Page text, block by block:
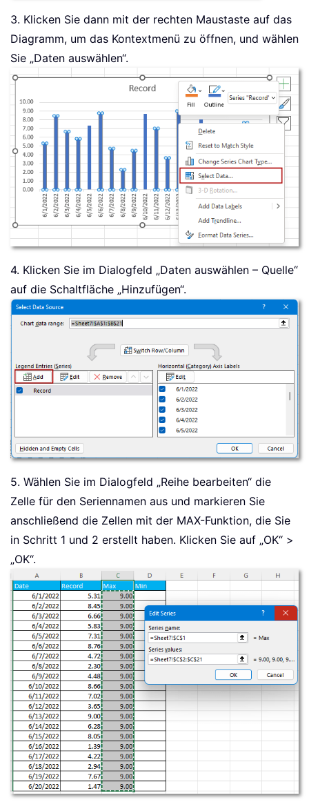
3. Klicken Sie dann mit der rechten Maustaste auf das
Diagramm, um das Kontextmenü zu öffnen, und wählen
Sie „Daten auswählen“.
4. Klicken Sie im Dialogfeld „Daten auswählen – Quelle“
auf die Schaltfläche „Hinzufügen“.
5. Wählen Sie im Dialogfeld „Reihe bearbeiten“ die
Zelle für den Seriennamen aus und markieren Sie
anschließend die Zellen mit der MAX-Funktion, die Sie
in Schritt 1 und 2 erstellt haben. Klicken Sie auf „OK“ >
„OK“.